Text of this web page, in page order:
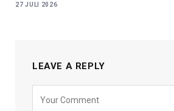
27 JULI 2026
LEAVE A REPLY